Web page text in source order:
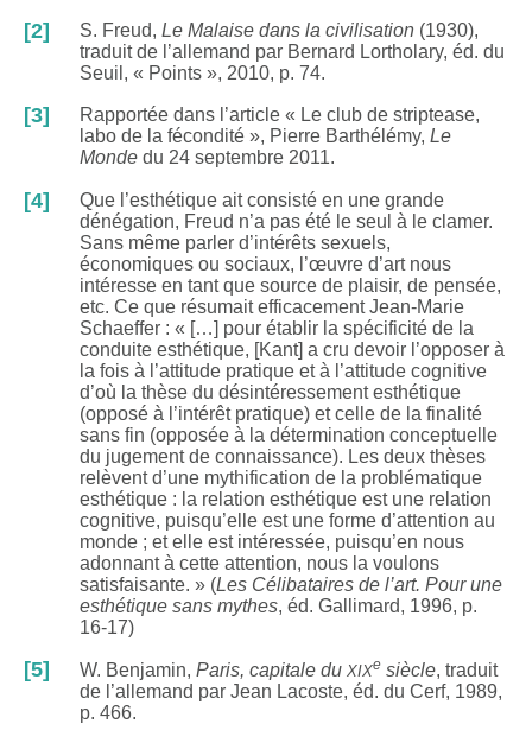
[2] S. Freud, Le Malaise dans la civilisation (1930),
traduit de l’allemand par Bernard Lortholary, éd. du
Seuil, « Points », 2010, p. 74.
[3]
Rapportée dans l’article « Le club de striptease,
labo de la fécondité », Pierre Barthélémy, Le
Monde du 24 septembre 2011.
[4]
Que l’esthétique ait consisté en une grande
dénégation, Freud n’a pas été le seul à le clamer.
Sans même parler d’intérêts sexuels,
économiques ou sociaux, l’œuvre d’art nous
intéresse en tant que source de plaisir, de pensée,
etc. Ce que résumait efficacement Jean-Marie
Schaeffer : « […] pour établir la spécificité de la
conduite esthétique, [Kant] a cru devoir l’opposer à
la fois à l’attitude pratique et à l’attitude cognitive
d’où la thèse du désintéressement esthétique
(opposé à l’intérêt pratique) et celle de la finalité
sans fin (opposée à la détermination conceptuelle
du jugement de connaissance). Les deux thèses
relèvent d’une mythification de la problématique
esthétique : la relation esthétique est une relation
cognitive, puisqu’elle est une forme d’attention au
monde ; et elle est intéressée, puisqu’en nous
adonnant à cette attention, nous la voulons
satisfaisante. » (Les Célibataires de l’art. Pour une
esthétique sans mythes, éd. Gallimard, 1996, p.
16-17)
[5] W. Benjamin, Paris, capitale du xixe siècle, traduit
de l’allemand par Jean Lacoste, éd. du Cerf, 1989,
p. 466.